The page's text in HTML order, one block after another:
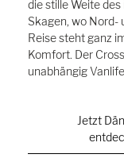
die stille Weite
Skagen, wo Nord-
Reise steht ganz
Komfort. Der
unabhängig
Jetzt